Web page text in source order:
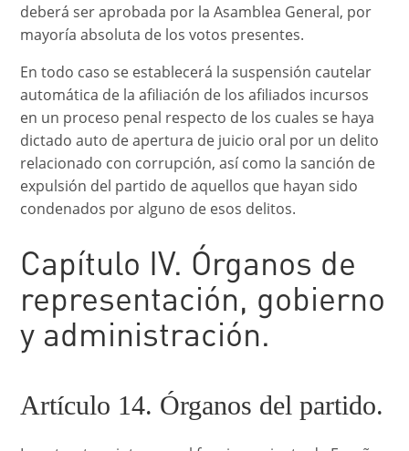
deberá ser aprobada por la Asamblea General, por
mayoría absoluta de los votos presentes.
En todo caso se establecerá la suspensión cautelar
automática de la afiliación de los afiliados incursos
en un proceso penal respecto de los cuales se haya
dictado auto de apertura de juicio oral por un delito
relacionado con corrupción, así como la sanción de
expulsión del partido de aquellos que hayan sido
condenados por alguno de esos delitos.
Capítulo IV. Órganos de
representación, gobierno
y administración.
Artículo 14. Órganos del partido.